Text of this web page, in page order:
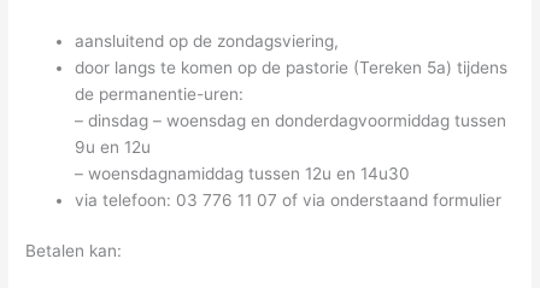
aansluitend op de zondagsviering,
door langs te komen op de pastorie (Tereken 5a) tijdens
de permanentie-uren:
– dinsdag – woensdag en donderdagvoormiddag tussen
9u en 12u
– woensdagnamiddag tussen 12u en 14u30
via telefoon: 03 776 11 07 of via onderstaand formulier
Betalen kan: